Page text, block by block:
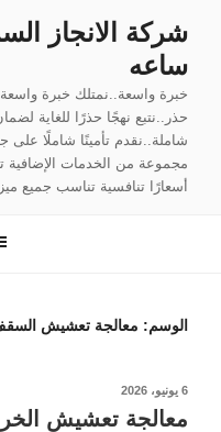
المحتوىساعه
خبرة واسعة..نمتلك خبرة
حذر..نتبع نهجًا حذرًا للغاية
شاملة..نقدم تأمينًا شاملًا
مجموعة من الخدمات الإضافية
أسعارًا تنافسية تناسب جميع
الوسم: معالجة تعشيش
نُشر
6 يونيو، 2026
معالجة تعشيش